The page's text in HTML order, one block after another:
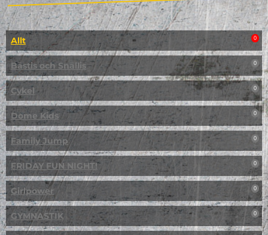
Allt 0
Bästis och Snällis 0
Cykel 0
Dome Kids 0
Family Jump 0
FRIDAY FUN NIGHT! 0
Girlpower 0
GYMNASTIK 0